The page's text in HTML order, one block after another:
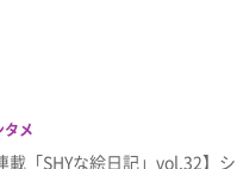
タメ
載「SHYな絵日記」vol.32】